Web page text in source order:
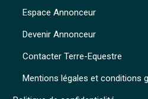
Mentions légales et conditions
Espace Annonceur
Devenir Annonceur
Contacter Terre-Equestre